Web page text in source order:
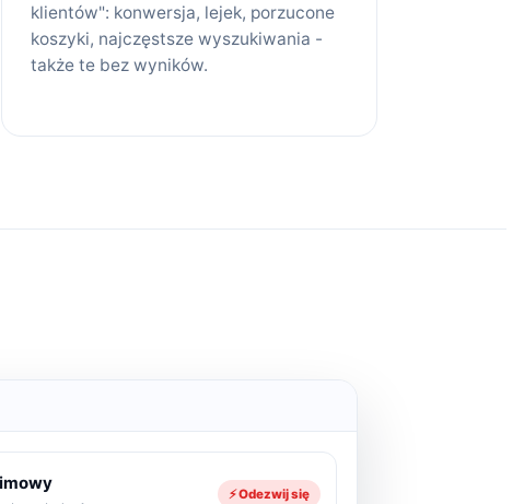
klientów": konwersja, lejek, porzucone
koszyki, najczęstsze wyszukiwania -
także te bez wyników.
⚡ Odezwij się